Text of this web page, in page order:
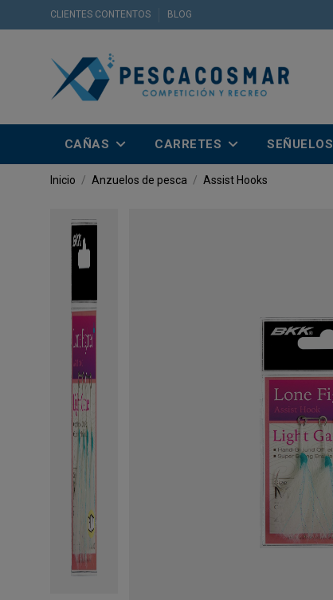
CLIENTES CONTENTOS BLOG
CAÑAS CARRETES SEÑUELOS
Inicio Anzuelos de pesca Assist Hooks